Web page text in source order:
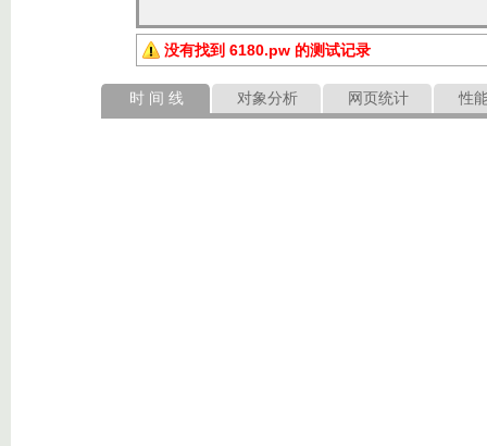
没有找到 6180.pw 的测试记录
时 间 线 对象分析 网页统计 性